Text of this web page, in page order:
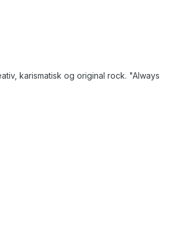
karismatisk og original rock. "Always